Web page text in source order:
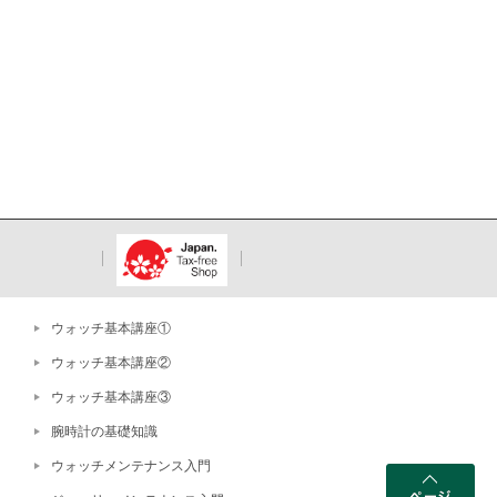
ウォッチ基本講座①
ウォッチ基本講座②
ウォッチ基本講座③
腕時計の基礎知識
ウォッチメンテナンス入門